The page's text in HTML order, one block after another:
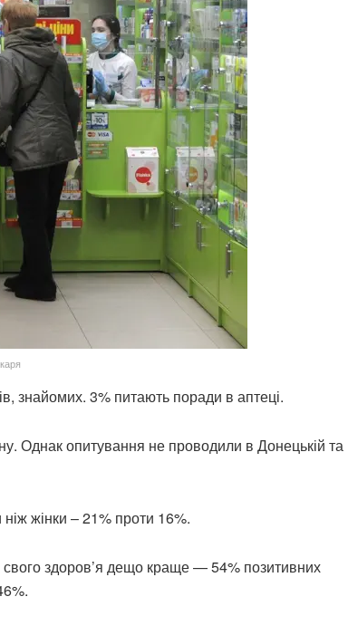
знайомих. 3% питають поради в аптеці.
Однак опитування не проводили в Донецькій та
жінки – 21% проти 16%.
здоров’я дещо краще — 54% позитивних